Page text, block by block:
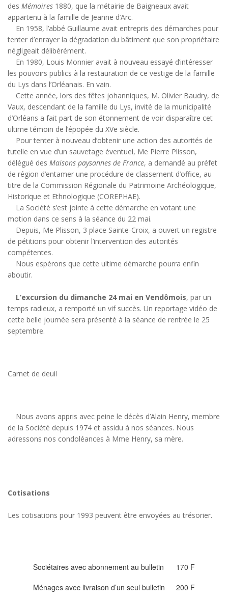
des Mémoires 1880, que la métairie de Baigneaux avait
appartenu à la famille de Jeanne d’Arc.
En 1958, l’abbé Guillaume avait entrepris des démarches pour
tenter d’enrayer la dégradation du bâtiment que son propriétaire
négligeait délibérément.
En 1980, Louis Monnier avait à nouveau essayé d’intéresser
les pouvoirs publics à la restauration de ce vestige de la famille
du Lys dans l’Orléanais. En vain.
Cette année, lors des fêtes johanniques, M. Olivier Baudry, de
Vaux, descendant de la famille du Lys, invité de la municipalité
d’Orléans a fait part de son étonnement de voir disparaître cet
ultime témoin de l’épopée du XVe siècle.
Pour tenter à nouveau d’obtenir une action des autorités de
tutelle en vue d’un sauvetage éventuel, Me Pierre Plisson,
délégué des Maisons paysannes de France, a demandé au préfet
de région d’entamer une procédure de classement d’office, au
titre de la Commission Régionale du Patrimoine Archéologique,
Historique et Ethnologique (COREPHAE).
La Société s’est jointe à cette démarche en votant une
motion dans ce sens à la séance du 22 mai.
Depuis, Me Plisson, 3 place Sainte-Croix, a ouvert un registre
de pétitions pour obtenir l’intervention des autorités
compétentes.
Nous espérons que cette ultime démarche pourra enfin
aboutir.
L’excursion du dimanche 24 mai en Vendômois, par un
temps radieux, a remporté un vif succès. Un reportage vidéo de
cette belle journée sera présenté à la séance de rentrée le 25
septembre.
Carnet de deuil
Nous avons appris avec peine le décès d’Alain Henry, membre
de la Société depuis 1974 et assidu à nos séances. Nous
adressons nos condoléances à Mme Henry, sa mère.
Cotisations
Les cotisations pour 1993 peuvent être envoyées au trésorier.
Sociétaires avec abonnement au bulletin
Ménages avec livraison d’un seul bulletin
170 F
200 F